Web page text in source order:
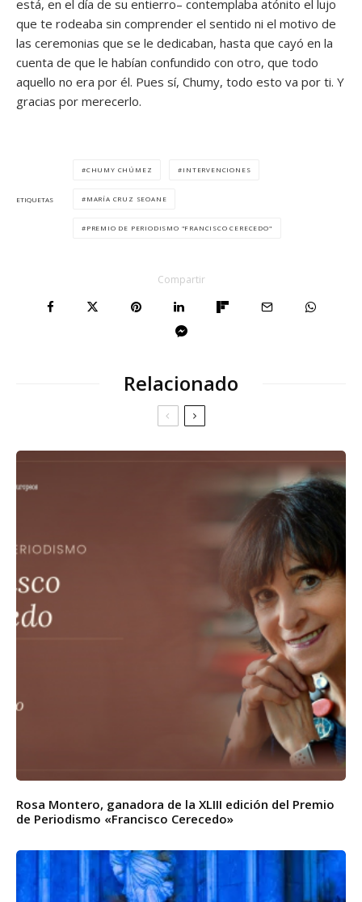
está, en el día de su entierro– contemplaba atónito el lujo
que te rodeaba sin comprender el sentido ni el motivo de
las ceremonias que se le dedicaban, hasta que cayó en la
cuenta de que le habían confundido con otro, que todo
aquello no era por él. Pues sí, Chumy, todo esto va por ti. Y
gracias por merecerlo.
ETIQUETAS
CHUMY CHÚMEZ INTERVENCIONES
MARÍA CRUZ SEOANE
PREMIO DE PERIODISMO "FRANCISCO CERECEDO"
Compartir
Relacionado
Rosa Montero, ganadora de la XLIII edición del Premio
de Periodismo «Francisco Cerecedo»